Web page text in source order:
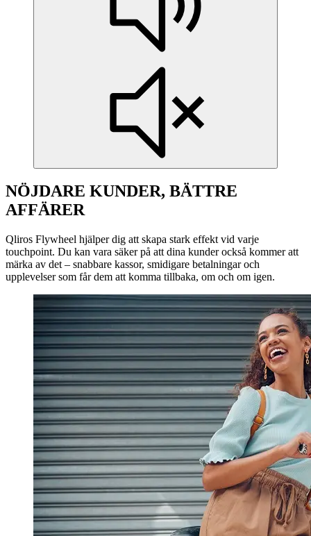
NÖJDARE KUNDER, BÄTTRE
AFFÄRER
Qliros Flywheel hjälper dig att skapa stark effekt vid varje
touchpoint. Du kan vara säker på att dina kunder också kommer att
märka av det – snabbare kassor, smidigare betalningar och
upplevelser som får dem att komma tillbaka, om och om igen.